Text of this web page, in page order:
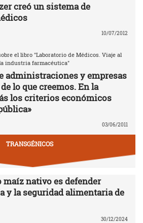
creó un sistema de
10/07/2012
el libro "Laboratorio de Médicos. Viaje al
industria farmacéutica"
administraciones y empresas
lo que creemos. En la
los criterios económicos
03/06/2011
TRANSGÉNICOS
maíz nativo es defender
y la seguridad alimentaria de
30/12/2024